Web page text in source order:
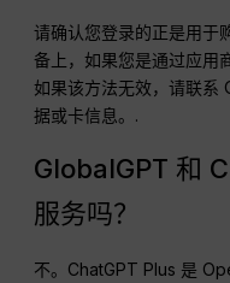
请确认您登录的正是用于
备上，如果您是通过应用
如果该方法无效，请联系
据或卡信息。.
GlobalGPT 和
服务吗？
不。ChatGPT Plus 是